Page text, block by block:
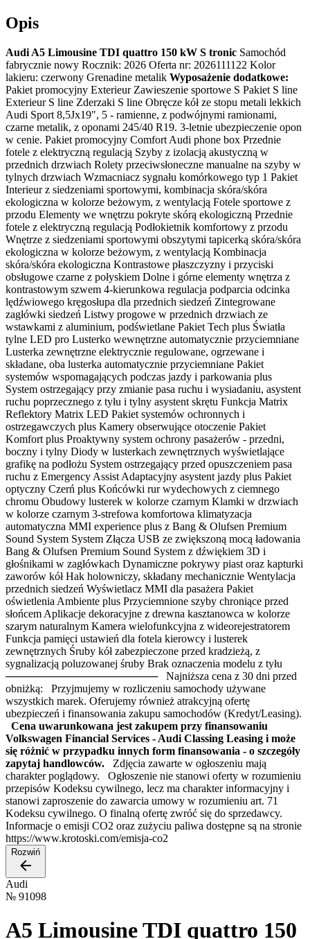
Opis
Audi A5 Limousine TDI quattro 150 kW S tronic Samochód
fabrycznie nowy Rocznik: 2026 Oferta nr: 2026111122 Kolor
lakieru: czerwony Grenadine metalik Wyposażenie dodatkowe:
Pakiet promocyjny Exterieur Zawieszenie sportowe S Pakiet S line
Exterieur S line Zderzaki S line Obręcze kół ze stopu metali lekkich
Audi Sport 8,5Jx19", 5 - ramienne, z podwójnymi ramionami,
czarne metalik, z oponami 245/40 R19. 3-letnie ubezpieczenie opon
w cenie. Pakiet promocyjny Comfort Audi phone box Przednie
fotele z elektryczną regulacją Szyby z izolacją akustyczną w
przednich drzwiach Rolety przeciwsłoneczne manualne na szyby w
tylnych drzwiach Wzmacniacz sygnału komórkowego typ 1 Pakiet
Interieur z siedzeniami sportowymi, kombinacja skóra/skóra
ekologiczna w kolorze beżowym, z wentylacją Fotele sportowe z
przodu Elementy we wnętrzu pokryte skórą ekologiczną Przednie
fotele z elektryczną regulacją Podłokietnik komfortowy z przodu
Wnętrze z siedzeniami sportowymi obszytymi tapicerką skóra/skóra
ekologiczna w kolorze beżowym, z wentylacją Kombinacja
skóra/skóra ekologiczna Kontrastowe płaszczyzny i przyciski
obsługowe czarne z połyskiem Dolne i górne elementy wnętrza z
kontrastowym szwem 4-kierunkowa regulacja podparcia odcinka
lędźwiowego kręgosłupa dla przednich siedzeń Zintegrowane
zagłówki siedzeń Listwy progowe w przednich drzwiach ze
wstawkami z aluminium, podświetlane Pakiet Tech plus Światła
tylne LED pro Lusterko wewnętrzne automatycznie przyciemniane
Lusterka zewnętrzne elektrycznie regulowane, ogrzewane i
składane, oba lusterka automatycznie przyciemniane Pakiet
systemów wspomagających podczas jazdy i parkowania plus
System ostrzegający przy zmianie pasa ruchu i wysiadaniu, asystent
ruchu poprzecznego z tyłu i tylny asystent skrętu Funkcja Matrix
Reflektory Matrix LED Pakiet systemów ochronnych i
ostrzegawczych plus Kamery obserwujące otoczenie Pakiet
Komfort plus Proaktywny system ochrony pasażerów - przedni,
boczny i tylny Diody w lusterkach zewnętrznych wyświetlające
grafikę na podłożu System ostrzegający przed opuszczeniem pasa
ruchu z Emergency Assist Adaptacyjny asystent jazdy plus Pakiet
optyczny Czerń plus Końcówki rur wydechowych z ciemnego
chromu Obudowy lusterek w kolorze czarnym Klamki w drzwiach
w kolorze czarnym 3-strefowa komfortowa klimatyzacja
automatyczna MMI experience plus z Bang & Olufsen Premium
Sound System System Złącza USB ze zwiększoną mocą ładowania
Bang & Olufsen Premium Sound System z dźwiękiem 3D i
głośnikami w zagłówkach Dynamiczne pokrywy piast oraz kapturki
zaworów kół Hak holowniczy, składany mechanicznie Wentylacja
przednich siedzeń Wyświetlacz MMI dla pasażera Pakiet
oświetlenia Ambiente plus Przyciemnione szyby chroniące przed
słońcem Aplikacje dekoracyjne z drewna kasztanowca w kolorze
szarym naturalnym Kamera wielofunkcyjna z wideorejestratorem
Funkcja pamięci ustawień dla fotela kierowcy i lusterek
zewnętrznych Śruby kół zabezpieczone przed kradzieżą, z
sygnalizacją poluzowanej śruby Brak oznaczenia modelu z tyłu
──────────────────── Najniższa cena z 30 dni przed
obniżką: Przyjmujemy w rozliczeniu samochody używane
wszystkich marek. Oferujemy również atrakcyjną ofertę
ubezpieczeń i finansowania zakupu samochodów (Kredyt/Leasing).
Cena uwarunkowana jest zakupem przy finansowaniu
Volkswagen Financial Services - Audi Classing Leasing i może
się różnić w przypadku innych form finansowania - o szczegóły
zapytaj handlowców. Zdjęcia zawarte w ogłoszeniu mają
charakter poglądowy. Ogłoszenie nie stanowi oferty w rozumieniu
przepisów Kodeksu cywilnego, lecz ma charakter informacyjny i
stanowi zaproszenie do zawarcia umowy w rozumieniu art. 71
Kodeksu cywilnego. O finalną ofertę zwróć się do sprzedawcy.
Informacje o emisji CO2 oraz zużyciu paliwa dostępne są na stronie
https://www.krotoski.com/emisja-co2
Rozwiń
Audi
№ 91098
A5 Limousine TDI quattro 150